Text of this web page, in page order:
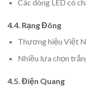
Các dòng LED có
4.4. Rạng Đông
Thương hiệu Việt
Nhiều lựa chọn
4.5. Điện Quang